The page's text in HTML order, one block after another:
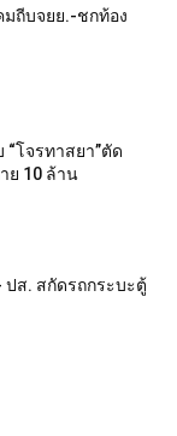
ถีบจยย.-ชกท้อง
โจรทาสยา”ตัด
ย 10 ล้าน
ปส. สกัดรถกระบะตู้